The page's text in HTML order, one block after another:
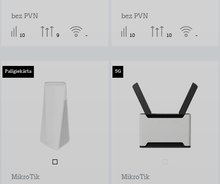
bez PVN
10 9 -
bez PVN
10 10 -
Palīgiekārta
MikroTik
5G
MikroTik